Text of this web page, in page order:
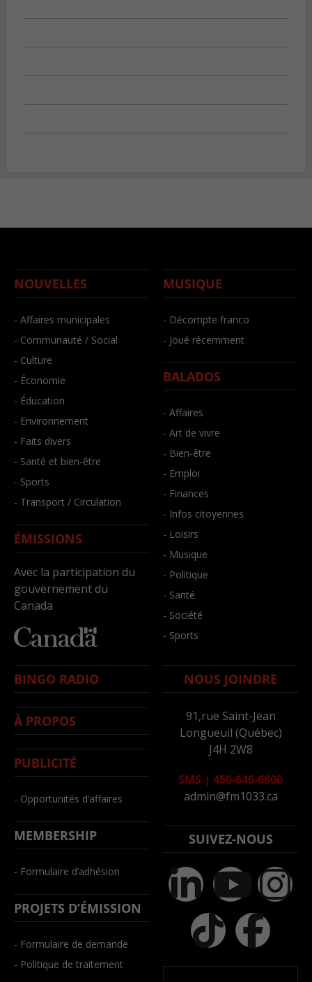
NOUVELLES
- Affaires municipales
- Communauté / Social
- Culture
- Économie
- Éducation
- Environnement
- Faits divers
- Santé et bien-être
- Sports
- Transport / Circulation
ÉMISSIONS
Avec la participation du
gouvernement du
Canada
MUSIQUE
- Décompte franco
- Joué récemment
BALADOS
- Affaires
- Art de vivre
- Bien-être
- Emploi
- Finances
- Infos citoyennes
- Loisirs
- Musique
- Politique
- Santé
- Société
- Sports
BINGO RADIO
À PROPOS
PUBLICITÉ
- Opportunités d’affaires
MEMBERSHIP
- Formulaire d’adhésion
PROJETS D’ÉMISSION
- Formulaire de demande
- Politique de traitement
NOUS JOINDRE
91,rue Saint-Jean
Longueuil (Québec)
J4H 2W8
SMS | 450-646-6800
admin@fm1033.ca
SUIVEZ-NOUS